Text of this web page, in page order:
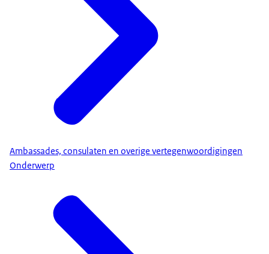
Ambassades, consulaten en overige vertegenwoordigingen
Onderwerp